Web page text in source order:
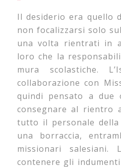
Il desiderio era quello
non focalizzarsi solo
una volta rientrati in
loro che la
mura scolastiche.
collaborazione con
quindi pensato a due
consegnare al
tutto il personale della
una borraccia,
missionari salesiani.
contenere gli